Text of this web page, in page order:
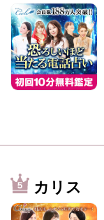
カリス